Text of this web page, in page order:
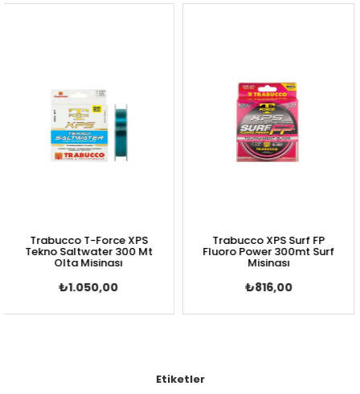
T-Force XPS
Saltwater 300 Mt
Olta Misinası
₺1.050,00
Trabucco XPS Surf FP
Fluoro Power 300mt Surf
Misinası
₺816,00
Etiketler